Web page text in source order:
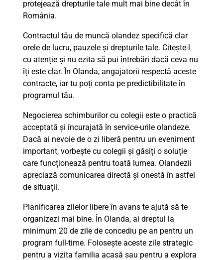
protejează drepturile tale mult mai bine decât în
România.
Contractul tău de muncă olandez specifică clar
orele de lucru, pauzele și drepturile tale. Citește-l
cu atenție și nu ezita să pui întrebări dacă ceva nu
îți este clar. În Olanda, angajatorii respectă aceste
contracte, iar tu poți conta pe predictibilitate în
programul tău.
Negocierea schimburilor cu colegii este o practică
acceptată și încurajată în service-urile olandeze.
Dacă ai nevoie de o zi liberă pentru un eveniment
important, vorbește cu colegii și găsiți o soluție
care funcționează pentru toată lumea. Olandezii
apreciază comunicarea directă și onestă în astfel
de situații.
Planificarea zilelor libere în avans te ajută să te
organizezi mai bine. În Olanda, ai dreptul la
minimum 20 de zile de concediu pe an pentru un
program full-time. Folosește aceste zile strategic
pentru a vizita familia acasă sau pentru a explora